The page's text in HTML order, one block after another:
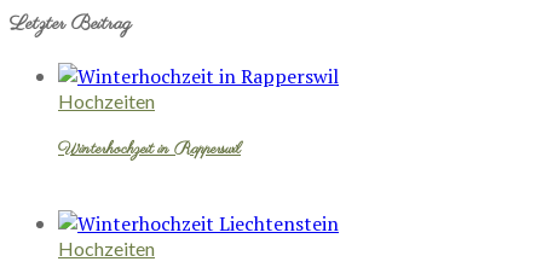
Letzter Beitrag
Hochzeiten
Winterhochzeit in Rapperswil
Hochzeiten